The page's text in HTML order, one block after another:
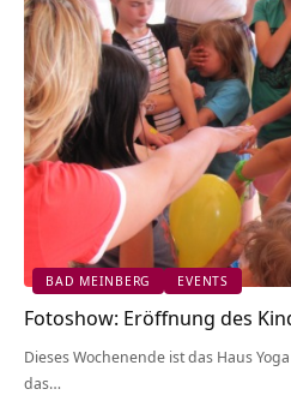
BAD MEINBERG EVENTS
Fotoshow: Eröffnung des
Dieses Wochenende ist das Haus
das…